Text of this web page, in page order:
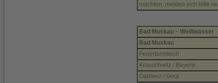
möchten, melden sich bitte
Bad Muskau – Weißwasser
Bad Muskau
Feuerturmteich
Krauschwitz / Bayerw.
Gablenz / Gora